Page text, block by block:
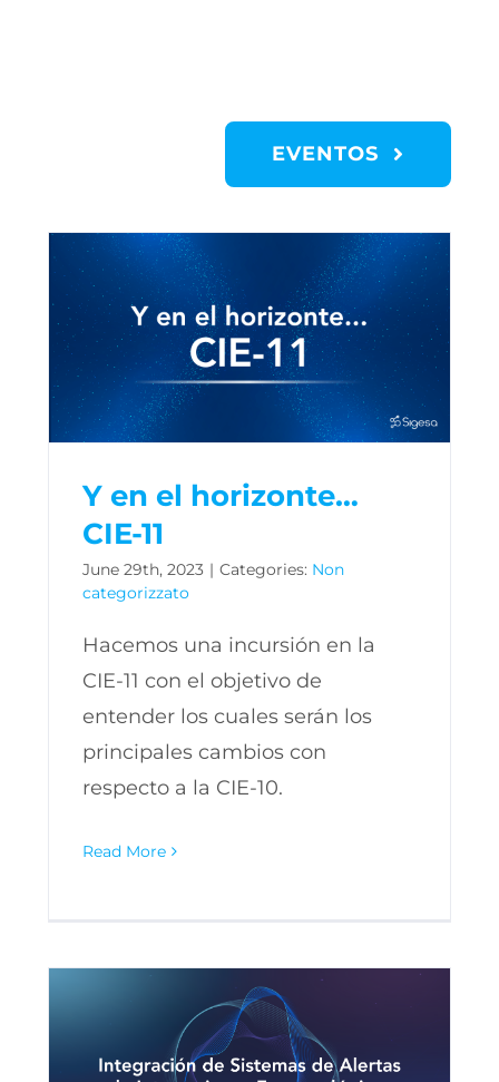
EVENTOS
Y en el horizonte…
CIE-11
June 29th, 2023 | Categories: Non
categorizzato
Hacemos una incursión en la
CIE-11 con el objetivo de
entender los cuales serán los
principales cambios con
respecto a la CIE-10.
Read More